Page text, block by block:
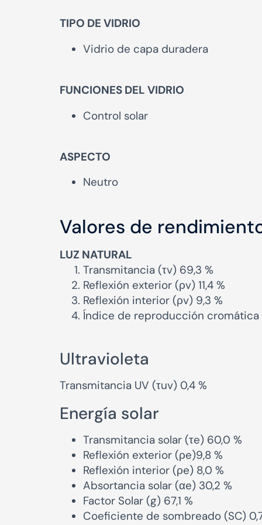
TIPO DE VIDRIO
Vidrio de capa duradera
FUNCIONES DEL VIDRIO
Control solar
ASPECTO
Neutro
Valores de
LUZ NATURAL
Transmitancia (τv) 69,3 %
Reflexión exterior (ρv) 11,4 %
Reflexión interior (ρv) 9,3 %
Índice de reproducción cromática
Ultravioleta
Transmitancia UV (τuv) 0,4 %
Energía solar
Transmitancia solar (τe) 60,0 %
Reflexión exterior (ρe)9,8 %
Reflexión interior (ρe) 8,0 %
Absortancia solar (αe) 30,2 %
Factor Solar (g) 67,1 %
Coeficiente de sombreado (SC)